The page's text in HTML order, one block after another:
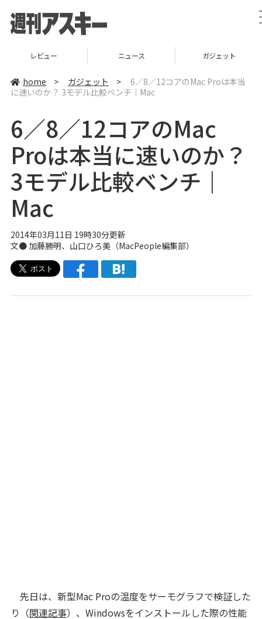
レビュー ニュース ガジェット
home > ガジェット >
6／8／12コアのMac Proは本当
に速いのか？ 3モデル比較ベンチ｜Mac
6／8／12コアのMac
Proは本当に速いのか？
3モデル比較ベンチ｜
Mac
2014年03月11日 19時30分更新
文● 加藤勝明、 山口ひろ美（MacPeople編集部）
先日は、新型Mac Proの温度をサーモグラフで検証した
り（関連記事）、Windowsをインストールした際の性能